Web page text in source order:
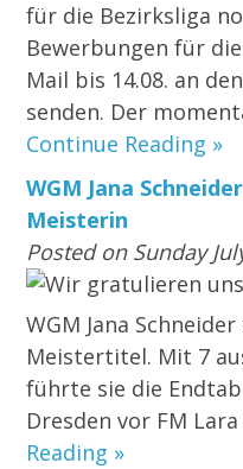
für die Bezirksliga
Bewerbungen für
Mail bis 14.08. an
senden. Der
Continue Reading »
WGM Jana
Meisterin
Posted on Sunday
Wir gratulieren
WGM Jana
Meistertitel. Mit 7
führte sie die
Dresden vor FM
Reading »